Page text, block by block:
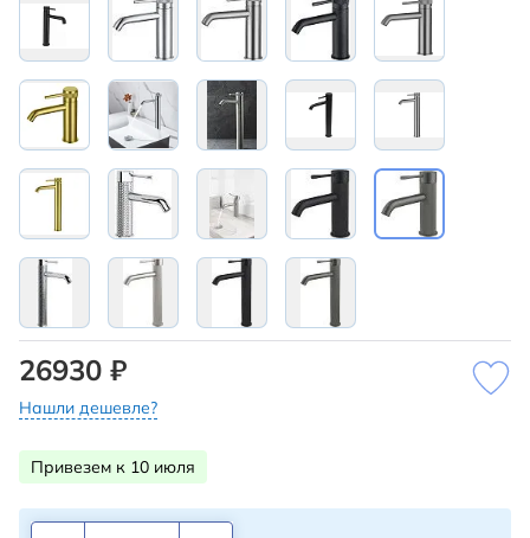
26930 ₽
Нашли дешевле?
Привезем к 10 июля